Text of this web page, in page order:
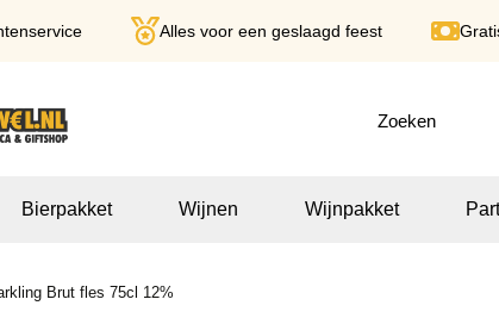
Alles voor een geslaagd feest
Bierpakket Wijnen Wijnpakket
Brut fles 75cl 12%